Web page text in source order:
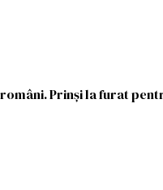
Prinși la furat